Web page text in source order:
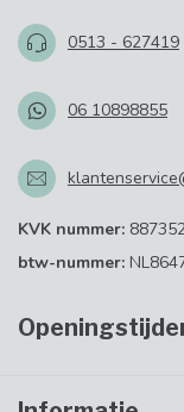
0513 - 627419
06 10898855
KVK nummer:
btw-nummer: